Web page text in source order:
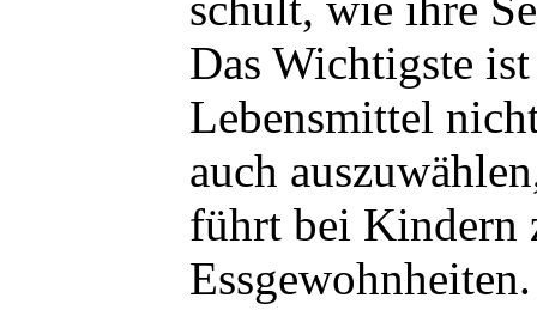
Das Wichtigste
Lebensmittel
auch
führt bei Kindern
Essgewohnheiten.